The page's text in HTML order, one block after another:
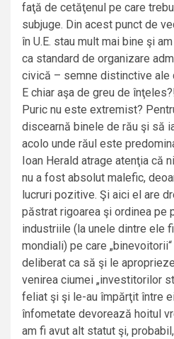
faţă de cetăţenul pe care
subjuge. Din acest punct de
în U.E. stau mult mai bine şi
ca standard de organizare
civică – semne distinctive ale
E chiar aşa de greu de
Puric nu este extremist?
discearnă binele de rău şi să
acolo unde răul este
Ioan Herald atrage atenţia că
nu a fost absolut malefic,
lucruri pozitive. Şi aici el are
păstrat rigoarea şi ordinea pe
industriile (la unele dintre ele
mondiali) pe care
deliberat ca să şi le
venirea ciumei „investitorilor
feliat şi şi le-au împărţit între
înfometate devorează hoitul
am fi avut alt statut şi,